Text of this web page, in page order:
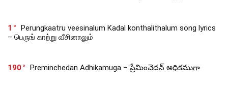
1
Perungkaatru veesinalum Kadal konthalithalum song lyrics
– பெருங் காற்று வீசினாலும்
190 Preminchedan Adhikamuga – ప్రేమించెదన్ అధికముగా